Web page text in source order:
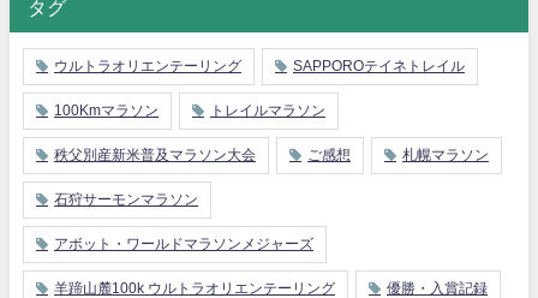
タグ
ウルトラオリエンテーリング SAPPOROテイネトレイル
100Kmマラソン トレイルマラソン
秩父別産新米普及マラソン大会 ご感想 札幌マラソン
石狩サーモンマラソン
アボット・ワールドマラソンメジャーズ
羊蹄山麓100k ウルトラオリエンテーリング 優勝・入賞記録